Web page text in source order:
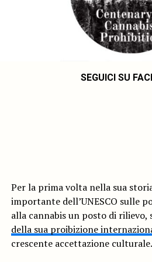
SEGUICI SU
Per la prima volta nella sua
importante dell’UNESCO sulle
alla cannabis un posto di rilievo,
della sua proibizione
crescente accettazione culturale.